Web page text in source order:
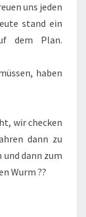
uns jeden
stand ein
dem Plan.
haben
wir checken
dann zu
und dann zum
Wurm ??